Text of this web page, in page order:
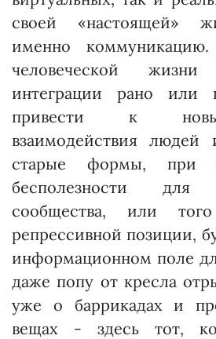
своей «настоящей»
именно коммуникацию.
человеческой
интеграции рано или
привести к
взаимодействия людей
старые формы, при
бесполезности
сообщества, или
репрессивной позиции,
информаци­онном поле
даже попу от кресла
уже о баррикадах и
вещах - здесь тот,